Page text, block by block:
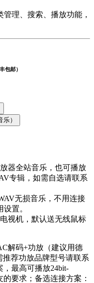
理、搜索、播放功能，
包邮）
）
器全站音乐，也可播放
专辑，如需自选请联系
无损音乐，不用连接
置。
视机，默认送无线鼠标
解码+功放（建议用德
推荐功放品牌型号请联系
，最高可播放24bit-
要求； 备选连接方案：